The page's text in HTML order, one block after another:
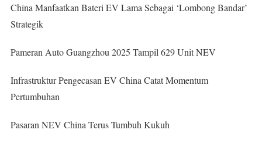
China Manfaatkan Bateri EV Lama Sebagai ‘Lombong Bandar’
Strategik
Pameran Auto Guangzhou 2025 Tampil 629 Unit NEV
Infrastruktur Pengecasan EV China Catat Momentum
Pertumbuhan
Pasaran NEV China Terus Tumbuh Kukuh